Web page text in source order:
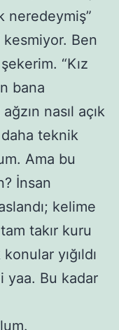
neredeymiş”
Ben
“Kız
bana
nasıl açık
teknik
Ama bu
İnsan
kelime
takır kuru
yığıldı
yaa. Bu kadar
.